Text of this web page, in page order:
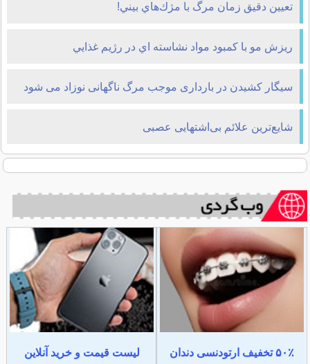
تعيين دقيق زمان مرگ با مژك‌هاي بيني!
ريزش مو با کمبود مواد نشاسته اي در رژيم غذايي
سیگار کشیدن در بارداری موجب مرگ ناگهانی نوزاد می شود
شایع‌ترین علائم بی‌اشتهایی عصبی
۵۰٪ تخفیف ارتودنسی دندان
لیست قیمت و خرید آنلاین